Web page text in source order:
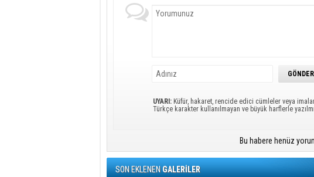
UYARI: Küfür, hakaret, rencide edici cümleler veya
Türkçe karakter kullanılmayan ve büyük harflerle
Bu habere henüz
SON EKLENENGALERİLER